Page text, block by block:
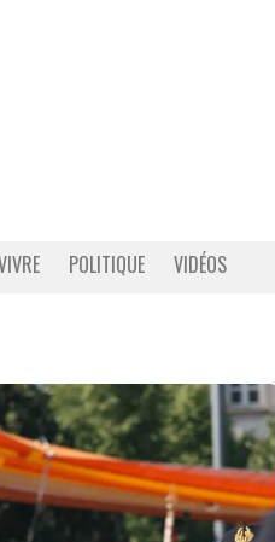
POLITIQUE VIDÉOS